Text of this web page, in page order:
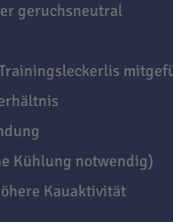
geruchsneutral
Kühlung notwendig)
Kauaktivität